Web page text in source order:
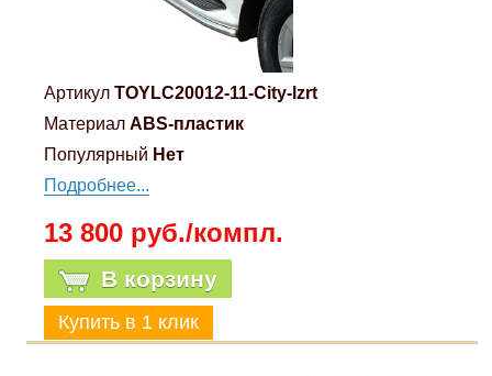
Артикул TOYLC20012-11-City-lzrt
Материал ABS-пластик
Популярный Нет
Подробнее...
13 800 руб./компл.
В корзину
УАЗ
Дополнительные товары